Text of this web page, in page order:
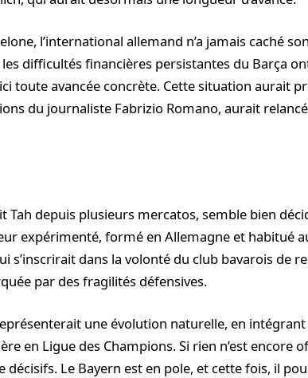
l’international allemand n’a jamais caché
difficultés financières persistantes du Barça
toute avancée concrète. Cette situation aurait
du journaliste Fabrizio Romano, aurait
Tah depuis plusieurs mercatos, semble bien
expérimenté, formé en Allemagne et habitué
s’inscrirait dans la volonté du club bavarois de
par des fragilités défensives.
une évolution naturelle, en
en Ligue des Champions. Si rien n’est encore
Le Bayern est en pole, et cette fois, il